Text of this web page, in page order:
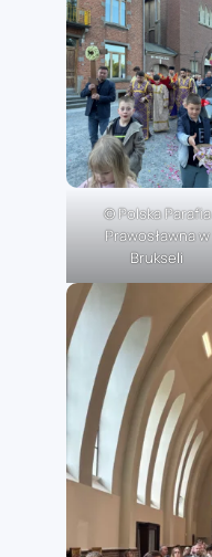
© Polska Parafia
Prawosławna w
Brukseli